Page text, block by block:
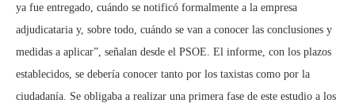
ya fue entregado, cuándo se notificó formalmente a la empresa
adjudicataria y, sobre todo, cuándo se van a conocer las conclusiones y
medidas a aplicar”, señalan desde el PSOE. El informe, con los plazos
establecidos, se debería conocer tanto por los taxistas como por la
ciudadanía. Se obligaba a realizar una primera fase de este estudio a los